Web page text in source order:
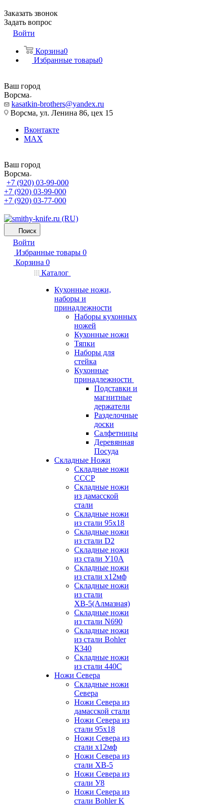
Заказать звонок
Задать вопрос
Войти
Корзина0
Избранные товары0
Ваш город
Ворсма
kasatkin-brothers@yandex.ru
Ворсма, ул. Ленина 86, цех 15
Вконтакте
MAX
Ваш город
Ворсма
+7 (920) 03-99-000
+7 (920) 03-99-000
+7 (920) 03-77-000
Поиск
Войти
Избранные товары 0
Корзина 0
Каталог
Кухонные ножи,
наборы и
принадлежности
Наборы кухонных
ножей
Кухонные ножи
Тяпки
Наборы для
стейка
Кухонные
принадлежности
Подставки и
магнитные
держатели
Разделочные
доски
Салфетницы
Деревянная
Посуда
Складные Ножи
Cкладные ножи
СССР
Складные ножи
из дамасской
стали
Складные ножи
из стали 95х18
Складные ножи
из стали D2
Складные ножи
из стали У10А
Складные ножи
из стали х12мф
Складные ножи
из стали
ХВ-5(Алмазная)
Складные ножи
из стали N690
Складные ножи
из стали Bohler
К340
Складные ножи
из стали 440С
Ножи Севера
Складные ножи
Севера
Ножи Севера из
дамасской стали
Ножи Севера из
стали 95х18
Ножи Севера из
стали х12мф
Ножи Севера из
стали ХВ-5
Ножи Севера из
стали У8
Ножи Севера из
стали Bohler K